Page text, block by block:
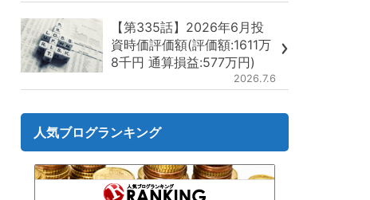
【第335話】2026年6月投
資時価評価額(評価額:1611万
8千円 通算損益:577万円)
2026.7.6
人気ブログランキング